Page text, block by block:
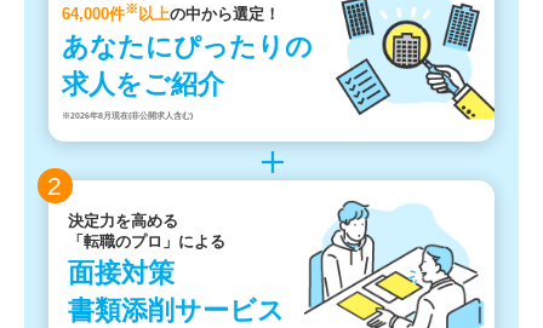
64,000件※以上の中から選定！
あなたにぴったりの
求人をご紹介
※2026年8月現在(非公開求人含む)
2
決定力を高める
「転職のプロ」による
面接対策
書類添削サービス